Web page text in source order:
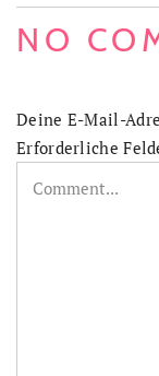
NO
Deine E-Mail-
Erforderliche